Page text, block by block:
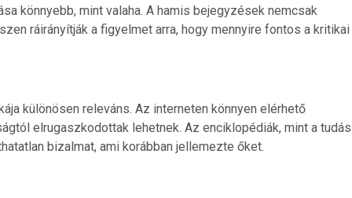
könnyebb, mint valaha. A hamis bejegyzések nemcsak
ráirányítják a figyelmet arra, hogy mennyire fontos a kritikai
különösen releváns. Az interneten könnyen elérhető
elrugaszkodottak lehetnek. Az enciklopédiák, mint a tudás
bizalmat, ami korábban jellemezte őket.